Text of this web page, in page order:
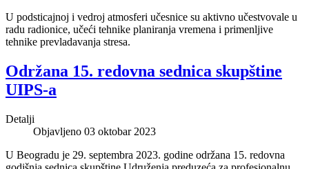
U podsticajnoj i vedroj atmosferi učesnice su aktivno učestvovale u
radu radionice, učeći tehnike planiranja vremena i primenljive
tehnike prevladavanja stresa.
Održana 15. redovna sednica skupštine
UIPS-a
Detalji
Objavljeno 03 oktobar 2023
U Beogradu je 29. septembra 2023. godine održana 15. redovna